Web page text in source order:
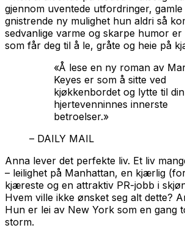
gjennom uventede utfordringer,
gnistrende ny mulighet hun aldri så
sedvanlige varme og skarpe humor er
som får deg til å le, gråte og heie på
«Å lese en ny roman av
Keyes er som å sitte ved
kjøkkenbordet og lytte til din
hjertevenninnes innerste
betroelser.»
– DAILY MAIL
Anna lever det perfekte liv. Et liv
– leilighet på Manhattan, en kjærlig
kjæreste og en attraktiv PR-jobb i
Hvem ville ikke ønsket seg alt dette?
Hun er lei av New York som en gang
storm.